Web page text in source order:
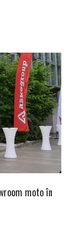
moto în